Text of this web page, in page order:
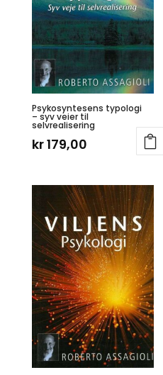
Psykosyntesens typologi
– syv veier til
selvrealisering
kr179,00